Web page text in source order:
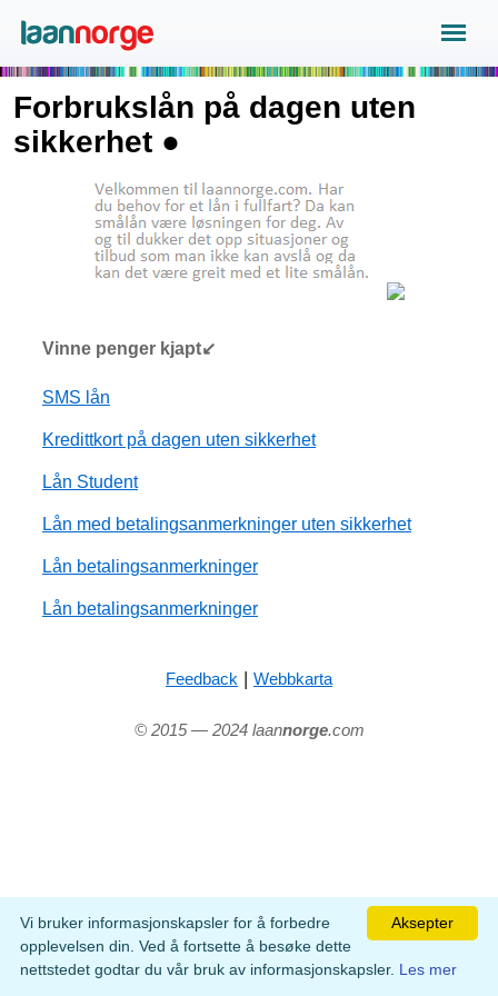
Forbrukslån på dagen uten
sikkerhet ●
Vinne penger kjapt↙
SMS lån
Kredittkort på dagen uten sikkerhet
Lån Student
Lån med betalingsanmerkninger uten sikkerhet
Lån betalingsanmerkninger
Lån betalingsanmerkninger
Feedback | Webbkarta
© 2015 — 2024 laannorge.com
Aksepter
Vi bruker informasjonskapsler for å forbedre
opplevelsen din. Ved å fortsette å besøke dette
nettstedet godtar du vår bruk av informasjonskapsler. Les mer